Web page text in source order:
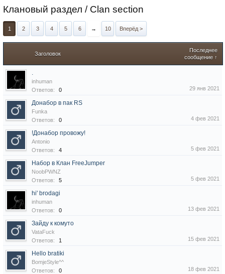
Клановый раздел / Сlan section
1 2 3 4 5 6 → 10 Вперёд >
Заголовок
Последнее
сообщение ↑
.
inhuman
Ответов:
0 29 янв 2021
Донабор в пак RS
Funka
Ответов:
0 4 фев 2021
!Донабор провожу!
Antonio
Ответов:
4 5 фев 2021
Набор в Клан FreeJumper
NoobPWNZ
Ответов:
5 5 фев 2021
hi' brodagi
inhuman
Ответов:
0 13 фев 2021
Зайду к комуто
VataFuck
Ответов:
1 15 фев 2021
Hello bratiki
BomjeStyle^^
Ответов:
0 18 фев 2021